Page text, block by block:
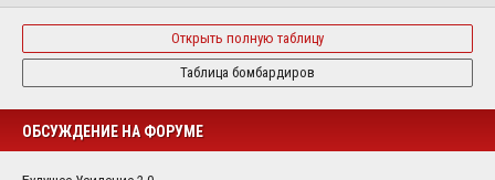
Открыть полную таблицу
Таблица бомбардиров
ОБСУЖДЕНИЕ НА ФОРУМЕ